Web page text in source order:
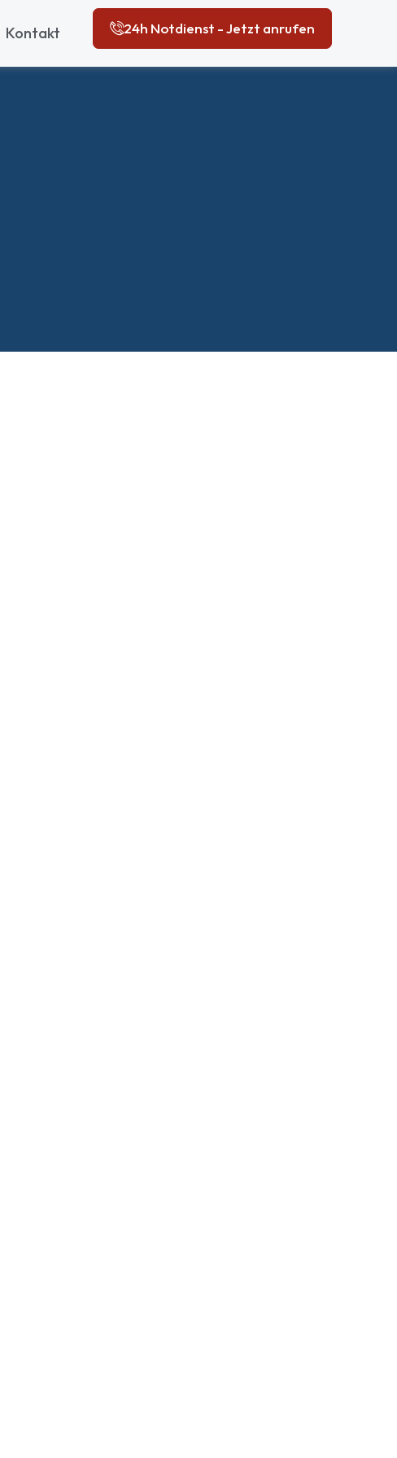
Kontakt 24h Notdienst - Jetzt anrufen